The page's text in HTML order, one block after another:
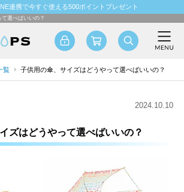
連携で今すぐ使える500ポイントプレゼント
選べばいいの？
覧 子供用の傘、サイズはどうやって選べばいいの？
2024.10.10
ズはどうやって選べばいいの？